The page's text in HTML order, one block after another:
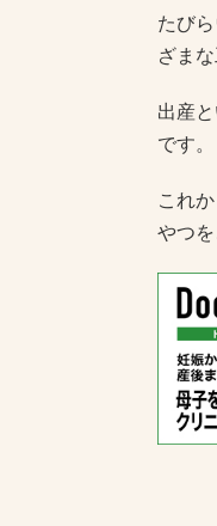
たび
ざま
出産
です。
これ
やつ